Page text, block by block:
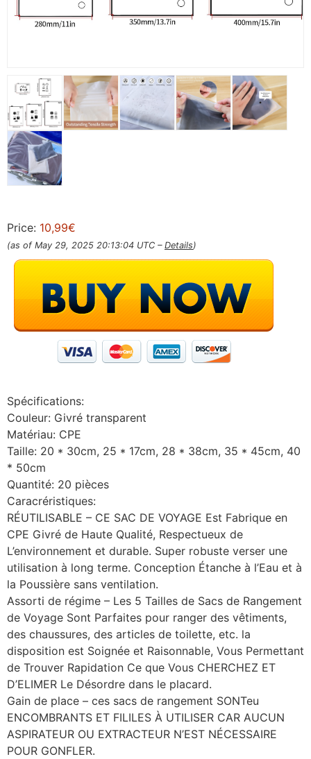
Price: 10,99€
(as of May 29, 2025 20:13:04 UTC – Details)
Spécifications:
Couleur: Givré transparent
Matériau: CPE
Taille: 20 * 30cm, 25 * 17cm, 28 * 38cm, 35 * 45cm, 40
* 50cm
Quantité: 20 pièces
Caracréristiques:
RÉUTILISABLE – CE SAC DE VOYAGE Est Fabrique en
CPE Givré de Haute Qualité, Respectueux de
L’environnement et durable. Super robuste verser une
utilisation à long terme. Conception Étanche à l’Eau et à
la Poussière sans ventilation.
Assorti de régime – Les 5 Tailles de Sacs de Rangement
de Voyage Sont Parfaites pour ranger des vêtiments,
des chaussures, des articles de toilette, etc. la
disposition est Soignée et Raisonnable, Vous Permettant
de Trouver Rapidation Ce que Vous CHERCHEZ ET
D’ELIMER Le Désordre dans le placard.
Gain de place – ces sacs de rangement SONTeu
ENCOMBRANTS ET FILILES À UTILISER CAR AUCUN
ASPIRATEUR OU EXTRACTEUR N’EST NÉCESSAIRE
POUR GONFLER.